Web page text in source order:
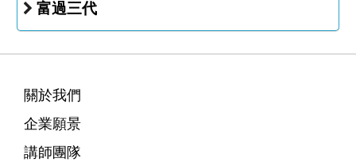
富過三代
關於我們
企業願景
講師團隊